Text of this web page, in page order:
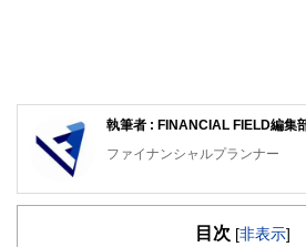
執筆者 : FINANCIAL FIELD編集
ファイナンシャルプランナー
FinancialField編集部は、金融、
知識がない方でも理解できるよ
目次 [非表示]